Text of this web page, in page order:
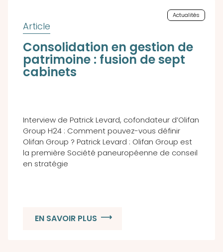
Actualités
Consolidation en gestion de
patrimoine : fusion de sept
cabinets
Interview de Patrick Levard, cofondateur d’Olifan
Group H24 : Comment pouvez-vous définir
Olifan Group ? Patrick Levard : Olifan Group est
la première Société paneuropéenne de conseil
en stratégie
EN SAVOIR PLUS